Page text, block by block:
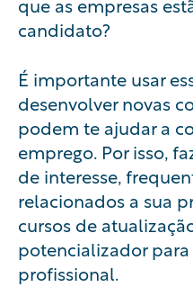
candidato?
É importante usar
desenvolver novas
podem te ajudar a
emprego. Por isso,
de interesse,
relacionados a sua
cursos de
potencializador
profissional.